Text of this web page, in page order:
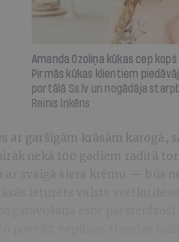
Amanda Ozoliņa kūkas cep kopš
Pirmās kūkas klientiem
portālā Ss.lv un nogādāja
Reinis Inkēns
ar garšīgām krāsām karogā,
nekā 100 gadiem radītā
ar svaigā siera krēmu — būs